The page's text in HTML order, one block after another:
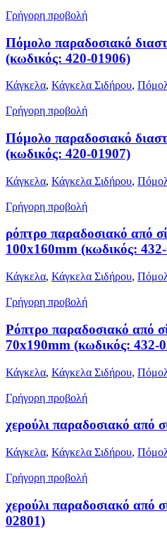
Γρήγορη προβολή
Πόμολο παραδοσιακό
(κωδικός: 420-01906)
Κάγκελα, Κάγκελα Σιδήρου,
Γρήγορη προβολή
Πόμολο παραδοσιακό
(κωδικός: 420-01907)
Κάγκελα, Κάγκελα Σιδήρου,
Γρήγορη προβολή
ρόπτρο παραδοσιακό από
100x160mm (κωδικός:
Κάγκελα, Κάγκελα Σιδήρου,
Γρήγορη προβολή
Ρόπτρο παραδοσιακό από
70x190mm (κωδικός: 432-
Κάγκελα, Κάγκελα Σιδήρου,
Γρήγορη προβολή
χερούλι παραδοσιακό από
Κάγκελα, Κάγκελα Σιδήρου,
Γρήγορη προβολή
χερούλι παραδοσιακό από
02801)